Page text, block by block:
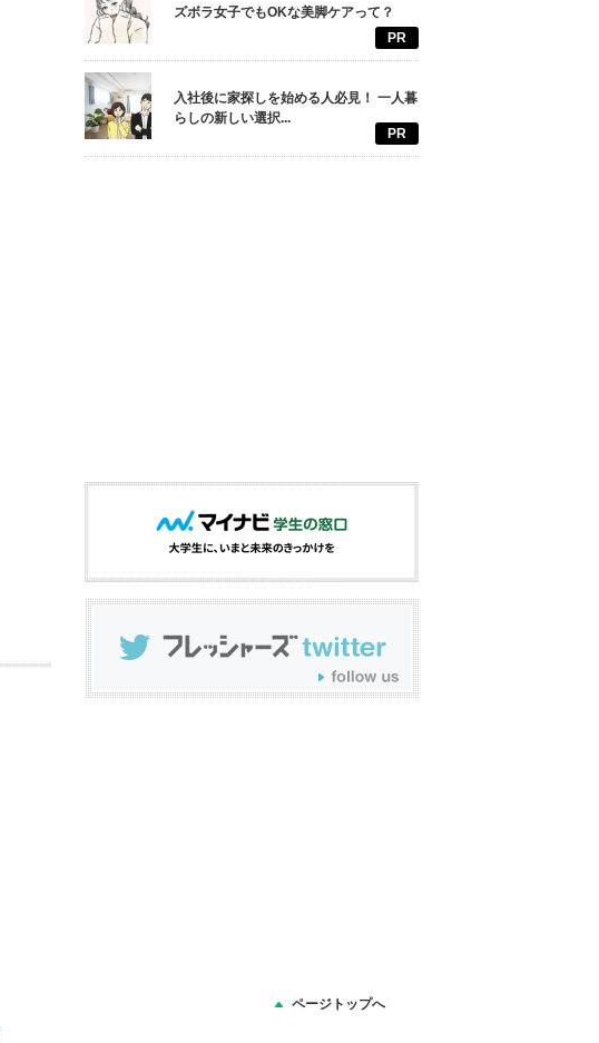
ズボラ女子でもOKな美脚ケアって？
PR
入社後に家探しを始める人必見！ 一人暮
らしの新しい選択...
PR
ページトップへ